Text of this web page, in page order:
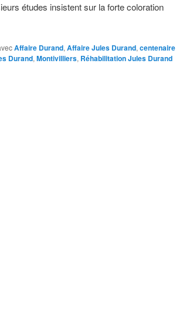
études insistent sur la forte coloration
Affaire Durand,Affaire Jules Durand,centenaire
Durand,Montivilliers, Réhabilitation Jules Durand